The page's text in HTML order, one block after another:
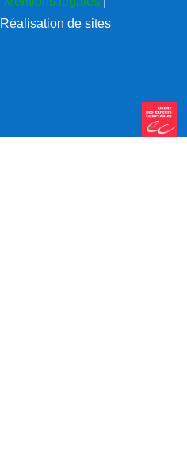
Réalisation de sites